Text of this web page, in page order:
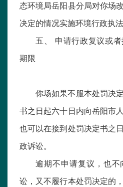
态环境局岳阳县分局对你场
决定的情况实施环境行政执法
五、 申请行政复议或
期限
你场如果不服本处罚决
书之日起六十日内向岳阳市
也可以在接到处罚决定书之
政诉讼。
逾期不申请复议，也
讼，又不履行本处罚决定的